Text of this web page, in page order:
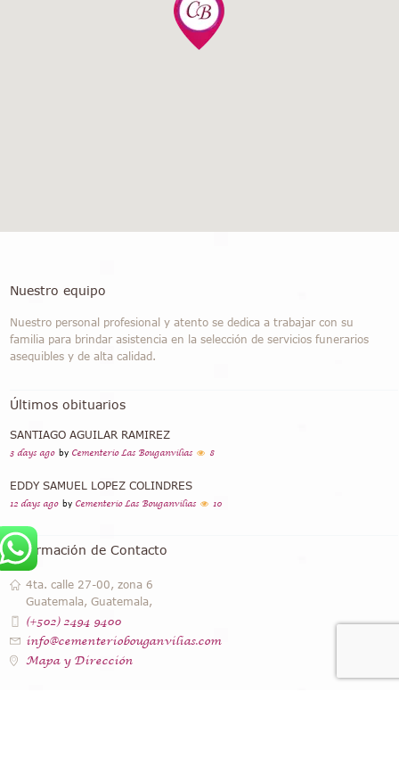
Nuestro equipo
Nuestro personal profesional y atento se dedica a trabajar con su
familia para brindar asistencia en la selección de servicios funerarios
asequibles y de alta calidad.
Últimos obituarios
SANTIAGO AGUILAR RAMIREZ
3 days ago by Cementerio Las Bouganvilias 8
EDDY SAMUEL LOPEZ COLINDRES
12 days ago by Cementerio Las Bouganvilias 10
Información de Contacto
4ta. calle 27-00, zona 6
Guatemala, Guatemala,
(+502) 2494 9400
info@cementeriobouganvilias.com
Mapa y Dirección